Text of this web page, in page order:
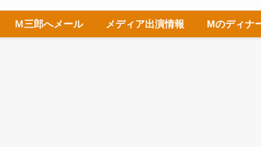
Ｍ三郎へメール メディア出演情報 Mのディナ